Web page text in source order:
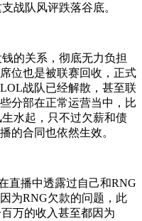
战队风评跌落谷底。
的关系，彻底无力负担
位也是被联赛回收，正式
战队已经解散，甚至联
分部在正常运营当中，比
水起，只不过欠薪和债
的合同也依然生效。
直播中透露过自己和RNG
为RNG欠款的问题，此
万的收入甚至都因为